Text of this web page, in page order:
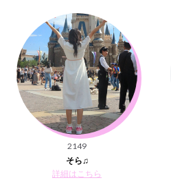
2149
そら♫
詳細はこちら